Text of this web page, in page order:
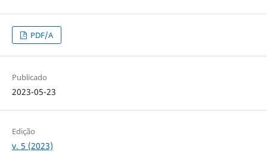
PDF/A
Publicado
2023-05-23
Edição
v. 5 (2023)